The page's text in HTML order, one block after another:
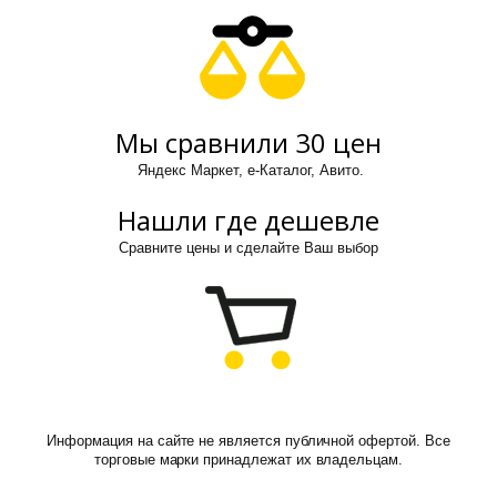
Мы сравнили 30 цен
Яндекс Маркет, е-Каталог, Авито.
Нашли где дешевле
Сравните цены и сделайте Ваш выбор
Информация на сайте не является публичной офертой. Все
торговые марки принадлежат их владельцам.